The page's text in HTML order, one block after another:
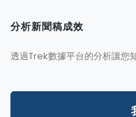
分析新聞稿成效
透過Trek數據平台的分析讓您